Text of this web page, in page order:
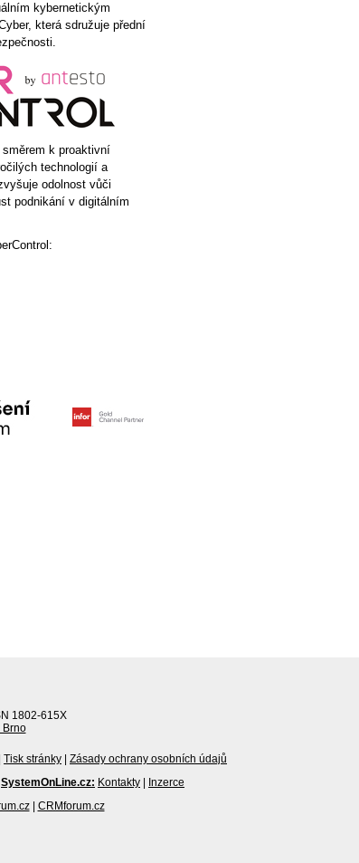
kybernetickým
která sdružuje přední
k proaktivní
technologií a
odolnost vůči
podnikání v digitálním
1802-615X
Brno
Tisk stránky | Zásady ochrany osobních údajů
SystemOnLine.cz: Kontakty | Inzerce
| CRMforum.cz